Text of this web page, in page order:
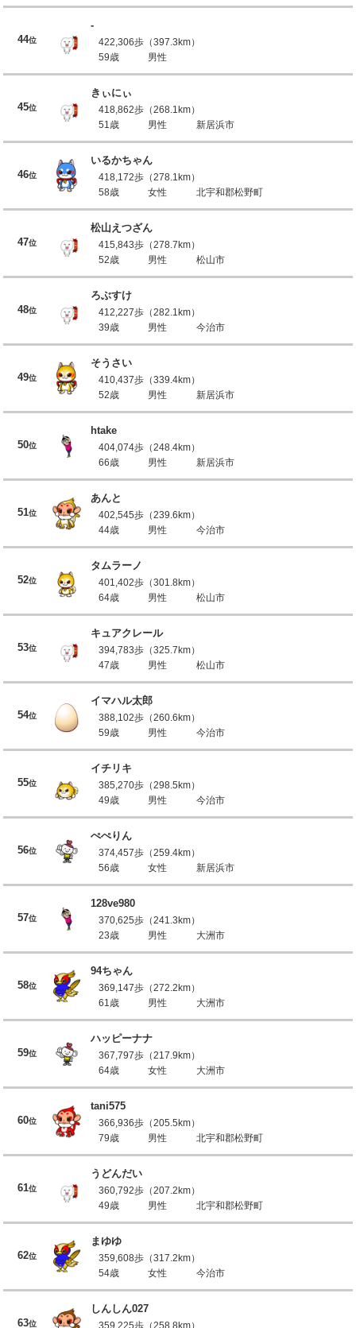
44位
-
422,306歩（397.3km）
59歳
男性
45位
きぃにぃ
418,862歩（268.1km）
51歳
男性 新居浜市
46位
いるかちゃん
418,172歩（278.1km）
58歳
女性 北宇和郡松野町
47位
松山えつざん
415,843歩（278.7km）
52歳
男性 松山市
48位
ろぶすけ
412,227歩（282.1km）
39歳
男性 今治市
49位
そうさい
410,437歩（339.4km）
52歳
男性 新居浜市
50位
htake
404,074歩（248.4km）
66歳
男性 新居浜市
51位
あんと
402,545歩（239.6km）
44歳
男性 今治市
52位
タムラーノ
401,402歩（301.8km）
64歳
男性 松山市
53位
キュアクレール
394,783歩（325.7km）
47歳
男性 松山市
54位
イマハル太郎
388,102歩（260.6km）
59歳
男性 今治市
55位
イチリキ
385,270歩（298.5km）
49歳
男性 今治市
56位
ぺぺりん
374,457歩（259.4km）
56歳
女性 新居浜市
57位
128ve980
370,625歩（241.3km）
23歳
男性 大洲市
58位
94ちゃん
369,147歩（272.2km）
61歳
男性 大洲市
59位
ハッピーナナ
367,797歩（217.9km）
64歳
女性 大洲市
60位
tani575
366,936歩（205.5km）
79歳
男性 北宇和郡松野町
61位
うどんだい
360,792歩（207.2km）
49歳
男性 北宇和郡松野町
62位
まゆゆ
359,608歩（317.2km）
54歳
女性 今治市
63位
しんしん027
359,225歩（258.8km）